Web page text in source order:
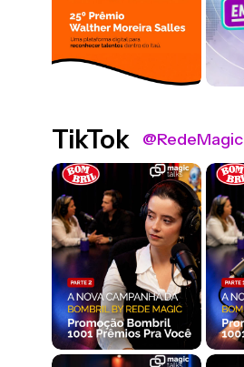
TikTok @RedeMagic